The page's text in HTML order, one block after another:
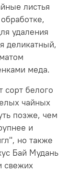
листья
удаления
деликатный,
меда.
сорт белого
чайных
позже, чем
и
но также
Бай Мудань
свежих